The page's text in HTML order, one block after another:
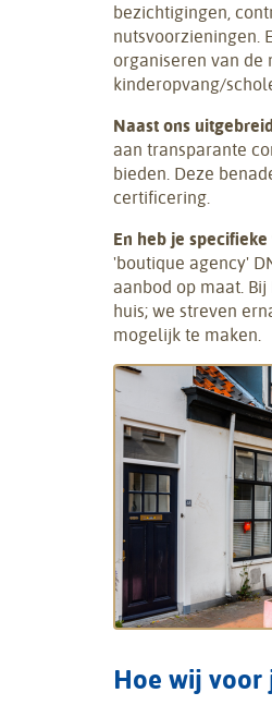
bezichtigingen,
nutsvoorzieningen.
organiseren van de
kinderopvang/
Naast ons
aan transparante
bieden. Deze
certificering.
En heb je
'boutique agency'
aanbod op maat.
huis; we streven
mogelijk te maken.
Hoe wij voor